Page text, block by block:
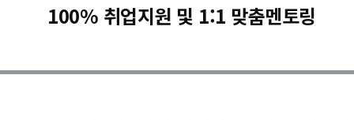
100% 취업지원 및 1:1 맞춤멘토링